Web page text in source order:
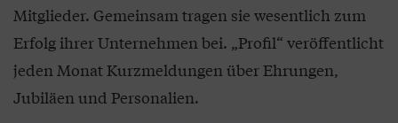
Mitglieder. Gemeinsam tragen sie wesentlich zum
Erfolg ihrer Unternehmen bei. „Profil“ veröffentlicht
jeden Monat Kurzmeldungen über Ehrungen,
Jubiläen und Personalien.